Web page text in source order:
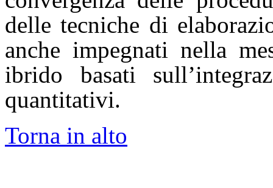
delle tecniche di
anche impegnati nella
ibrido basati
quantitativi.
Torna in alto